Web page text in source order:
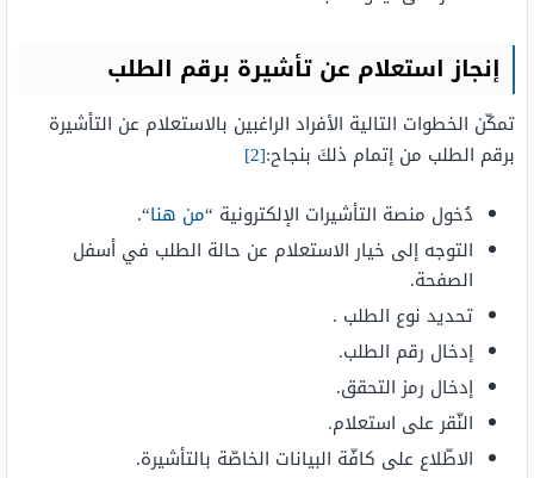
إنجاز استعلام عن تأشيرة برقم الطلب
تمكّن الخطوات التالية الأفراد الراغبين بالاستعلام عن التأشيرة
برقم الطلب من إتمام ذلكَ بنجاح:[2]
دُخول منصة التأشيرات الإلكترونية “من هنا“.
التوجه إلى خيار الاستعلام عن حالة الطلب في أسفل
الصفحة.
تحديد نوع الطلب .
إدخال رقم الطلب.
إدخال رمز التحقق.
النّقر على استعلام.
الاطّلاع على كافّة البيانات الخاصّة بالتأشيرة.